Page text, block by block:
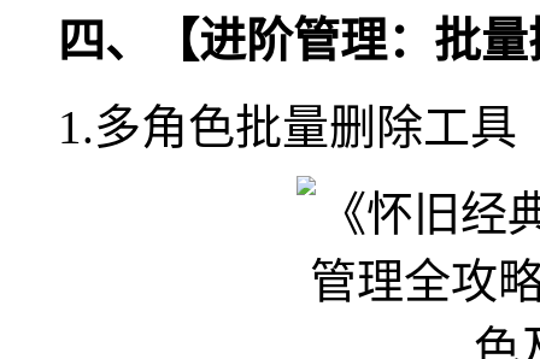
四、【进阶管理：批
1.多角色批量删除工具